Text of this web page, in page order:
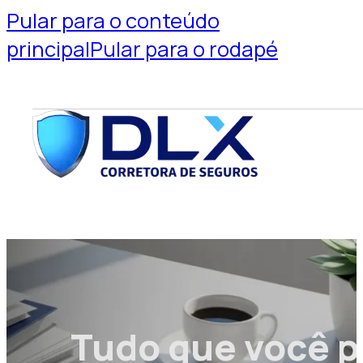
Pular para o conteúdo
principalPular para o rodapé
Tudo que você